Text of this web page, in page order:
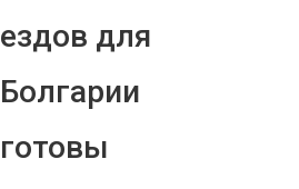
ездов для
Болгарии
готовы